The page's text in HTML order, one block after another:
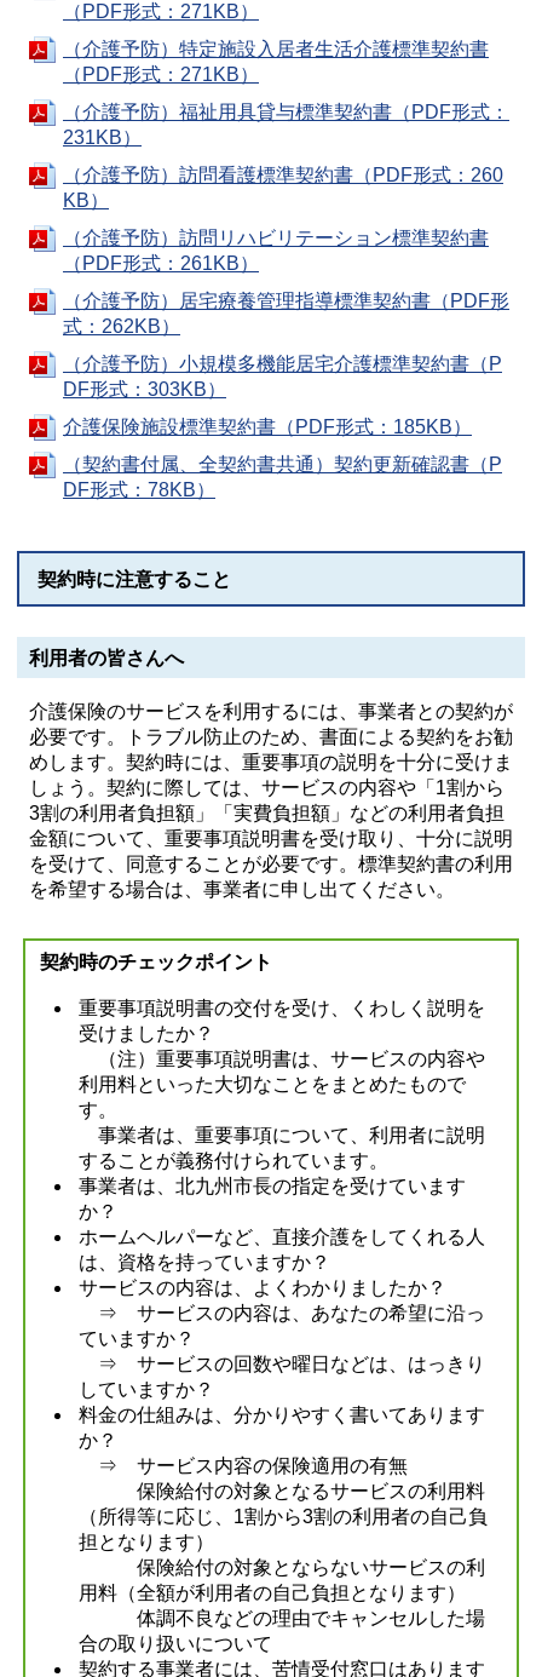
（PDF形式：271KB）
（介護予防）特定施設入居者生活介護標準契約書
（PDF形式：271KB）
（介護予防）福祉用具貸与標準契約書（PDF形式：
231KB）
（介護予防）訪問看護標準契約書（PDF形式：260
KB）
（介護予防）訪問リハビリテーション標準契約書
（PDF形式：261KB）
（介護予防）居宅療養管理指導標準契約書（PDF形
式：262KB）
（介護予防）小規模多機能居宅介護標準契約書（P
DF形式：303KB）
介護保険施設標準契約書（PDF形式：185KB）
（契約書付属、全契約書共通）契約更新確認書（P
DF形式：78KB）
契約時に注意すること
利用者の皆さんへ
介護保険のサービスを利用するには、事業者との契約が
必要です。トラブル防止のため、書面による契約をお勧
めします。契約時には、重要事項の説明を十分に受けま
しょう。契約に際しては、サービスの内容や「1割から
3割の利用者負担額」「実費負担額」などの利用者負担
金額について、重要事項説明書を受け取り、十分に説明
を受けて、同意することが必要です。標準契約書の利用
を希望する場合は、事業者に申し出てください。
契約時のチェックポイント
重要事項説明書の交付を受け、くわしく説明を
受けましたか？
（注）重要事項説明書は、サービスの内容や
利用料といった大切なことをまとめたもので
す。
事業者は、重要事項について、利用者に説明
することが義務付けられています。
事業者は、北九州市長の指定を受けています
か？
ホームヘルパーなど、直接介護をしてくれる人
は、資格を持っていますか？
サービスの内容は、よくわかりましたか？
⇒ サービスの内容は、あなたの希望に沿っ
ていますか？
⇒ サービスの回数や曜日などは、はっきり
していますか？
料金の仕組みは、分かりやすく書いてあります
か？
⇒ サービス内容の保険適用の有無
保険給付の対象となるサービスの利用料
（所得等に応じ、1割から3割の利用者の自己負
担となります）
保険給付の対象とならないサービスの利
用料（全額が利用者の自己負担となります）
体調不良などの理由でキャンセルした場
合の取り扱いについて
契約する事業者には、苦情受付窓口はあります